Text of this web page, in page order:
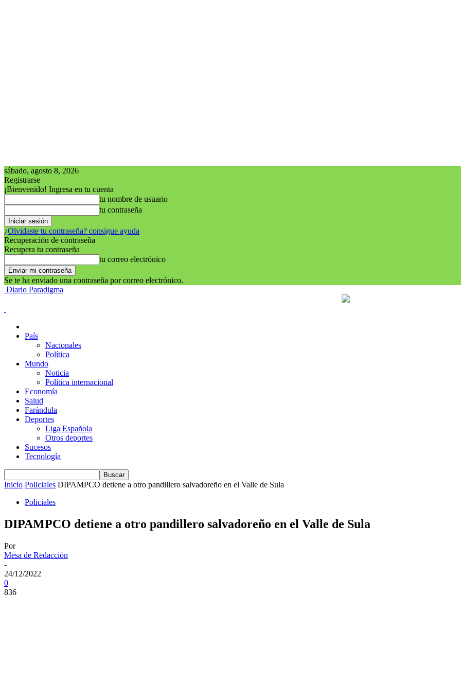
sábado, agosto 8, 2026
Registrarse
¡Bienvenido! Ingresa en tu cuenta
tu nombre de usuario
tu contraseña
¿Olvidaste tu contraseña? consigue ayuda
Recuperación de contraseña
Recupera tu contraseña
tu correo electrónico
Se te ha enviado una contraseña por correo electrónico.
Diario Paradigma
País
Nacionales
Política
Mundo
Noticia
Política internacional
Economía
Salud
Farándula
Deportes
Liga Española
Otros deportes
Sucesos
Tecnología
Inicio Policiales DIPAMPCO detiene a otro pandillero salvadoreño en el Valle de Sula
Policiales
DIPAMPCO detiene a otro pandillero salvadoreño en el Valle de Sula
Por
Mesa de Redacción
-
24/12/2022
0
836